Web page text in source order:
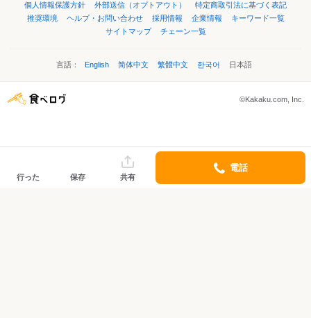
個人情報保護方針
外部送信（オプトアウト）
特定商取引法に基づく表記
推奨環境
ヘルプ・お問い合わせ 採用情報 企業情報
キーワード一覧
サイトマップ
チェーン一覧
言語： English 简体中文 繁體中文 한국어 日本語
©Kakaku.com, Inc.
行った 保存 共有
電話